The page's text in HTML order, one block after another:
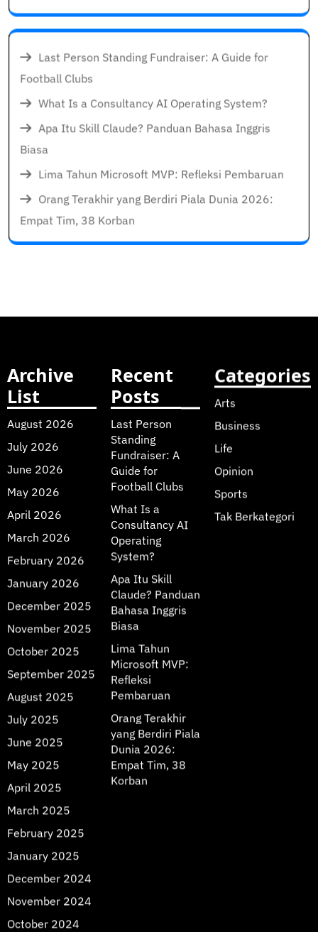
Last Person Standing Fundraiser: A Guide for
Football Clubs
What Is a Consultancy AI Operating System?
Apa Itu Skill Claude? Panduan Bahasa Inggris
Biasa
Lima Tahun Microsoft MVP: Refleksi Pembaruan
Orang Terakhir yang Berdiri Piala Dunia 2026:
Empat Tim, 38 Korban
Archive
List
August 2026
July 2026
June 2026
May 2026
April 2026
March 2026
February 2026
January 2026
December 2025
November 2025
October 2025
September 2025
August 2025
July 2025
June 2025
May 2025
April 2025
March 2025
February 2025
January 2025
December 2024
November 2024
October 2024
Recent
Posts
Last Person
Standing
Fundraiser: A
Guide for
Football Clubs
What Is a
Consultancy AI
Operating
System?
Apa Itu Skill
Claude? Panduan
Bahasa Inggris
Biasa
Lima Tahun
Microsoft MVP:
Refleksi
Pembaruan
Orang Terakhir
yang Berdiri Piala
Dunia 2026:
Empat Tim, 38
Korban
Categories
Arts
Business
Life
Opinion
Sports
Tak Berkategori